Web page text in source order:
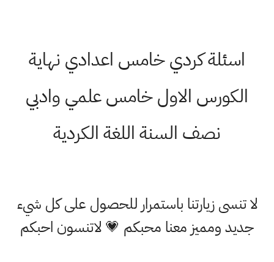
اسئلة كردي خامس اعدادي نهاية
الكورس الاول خامس علمي وادبي
نصف السنة اللغة الكردية
لا تنسى زيارتنا باستمرار للحصول على كل شيء
جديد ومميز معنا محبكم 💗 لاتنسون احبكم